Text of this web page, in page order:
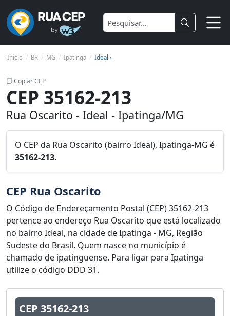
Início BR MG Ipatinga Ideal ›
Copiar CEP
CEP 35162-213
Rua Oscarito - Ideal - Ipatinga/MG
O CEP da Rua Oscarito (bairro Ideal), Ipatinga-MG é
35162-213.
CEP Rua Oscarito
O Código de Endereçamento Postal (CEP) 35162-213
pertence ao endereço Rua Oscarito que está localizado
no bairro Ideal, na cidade de Ipatinga - MG, Região
Sudeste do Brasil. Quem nasce no município é
chamado de ipatinguense. Para ligar para Ipatinga
utilize o código DDD 31.
CEP 35162-213